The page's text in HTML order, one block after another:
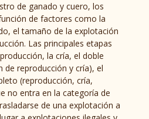
de ganado y cuero, los
de factores como la
el tamaño de la explotación
Las principales etapas
la cría, el doble
reproducción y cría), el
(reproducción, cría,
no entra en la categoría de
de una explotación a